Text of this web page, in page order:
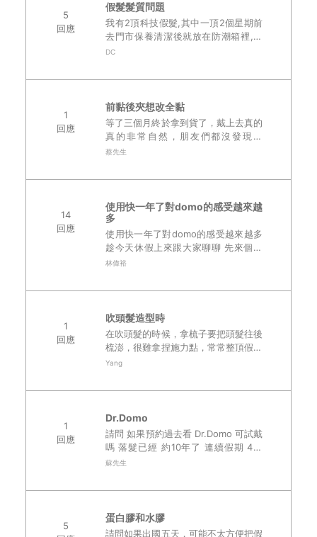
5
回應
假髮髮質問題
我有2頂科技假髮,其中一頂2個星期前
去門市保養清潔後就放在防潮箱裡,今
天要拿出來戴的時候,覺得假髮摸起來
DC
1
回應
前黏後夾想改全黏
等了三個月終於拿到貨了，戴上去真的
真的非常自然，朋友們都沒發現。
（AD) 但夾了一個禮拜開始覺得有點不
蔡先生
14
回應
使用快一年了對domo的感受越來越
多
使用快一年了對domo的感受越來越多
趁今天休假上來跟大家聊聊 先來個簡
單的自我介紹 我從發現掉髮到現在也
林偉裕
1
回應
吹頭髮造型時
在吹頭髮的時候，拿梳子要把頭髮往後
梳澎，很難拿捏施力點，常常整頂假髮
就拿起來，大家也會這樣嗎？..
Yang
1
回應
Dr.Domo
請問 如果預約過去看 Dr.Domo 可試戴
嗎 落髮已經 約10年了 連續假期 4天
門市都有開嗎..
蘇先生
5
蛋白膠和水膠
請問如果出國五天，可能不太方便把假